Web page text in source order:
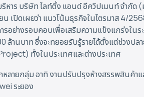
หาร บริษัท ไลท์ติ้ง แอนด์ อีควิปเมนท์ จำกัด
เปิดเผยว่า แนวโน้มธุรกิจในไตรมาส 4/
อย่างรอบคอบเพื่อเสริมความแข็งแกร่งในร
ล้านบาท ซึ่งจะทยอยรับรู้รายได้ตั้งแต่ช่วงป
ทั้งในประเทศและต่างประเทศ
ลายกลุ่ม อาทิ งานปรับปรุงห้างสรรพสินค้า
ระยอง